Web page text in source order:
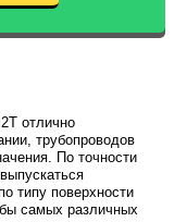
отлично
трубопроводов
По точности
типу поверхности
самых различных